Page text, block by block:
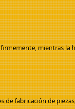
firmemente, mientras la
de fabricación de